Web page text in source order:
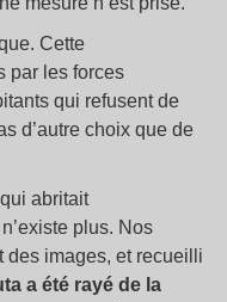
Cette
par les forces
qui refusent de
d’autre choix que de
abritait
plus. Nos
des images, et recueilli
a été rayé de la